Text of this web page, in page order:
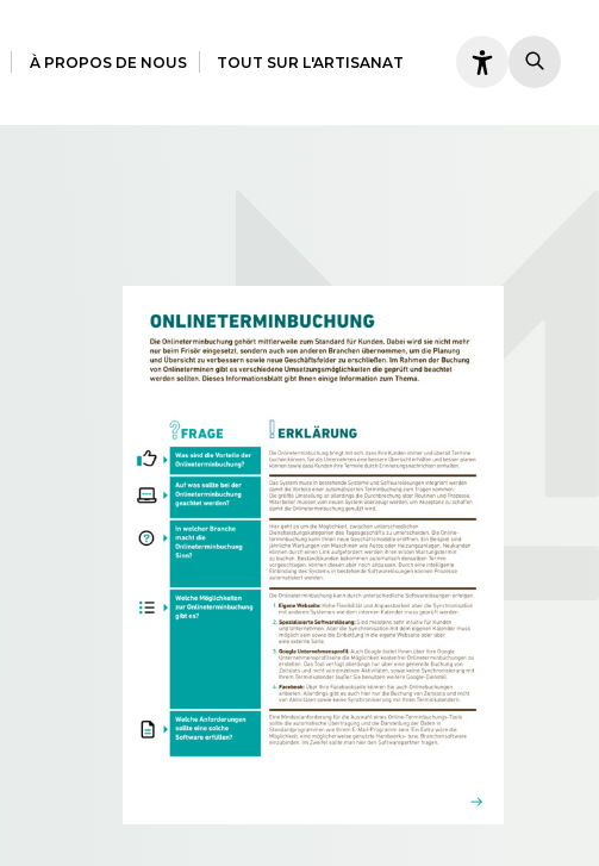
À PROPOS DE NOUS TOUT SUR L'ARTISANAT